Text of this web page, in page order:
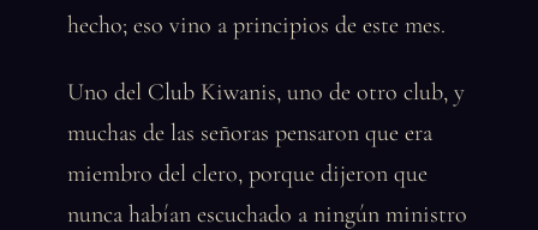
hecho; eso vino a principios de este mes.
Uno del Club Kiwanis, uno de otro club, y
muchas de las señoras pensaron que era
miembro del clero, porque dijeron que
nunca habían escuchado a ningún ministro